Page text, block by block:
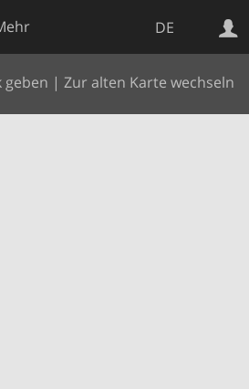
DE
geben | Zur alten Karte wechseln
Websuche